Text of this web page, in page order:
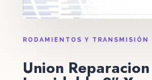
RODAMIENTOS Y TRANSMISIÓN
Union